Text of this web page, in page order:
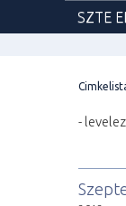
SZTE
-